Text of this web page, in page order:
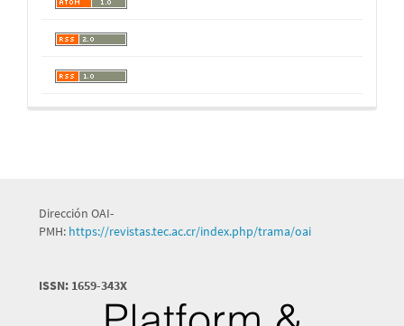
Dirección OAI-
PMH: https://revistas.tec.ac.cr/index.php/trama/oai
ISSN: 1659-343X